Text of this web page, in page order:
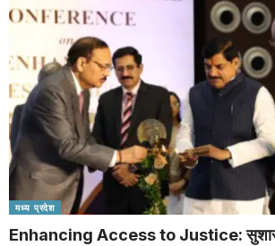
मध्य प्रदेश
Enhancing Access to Justice: